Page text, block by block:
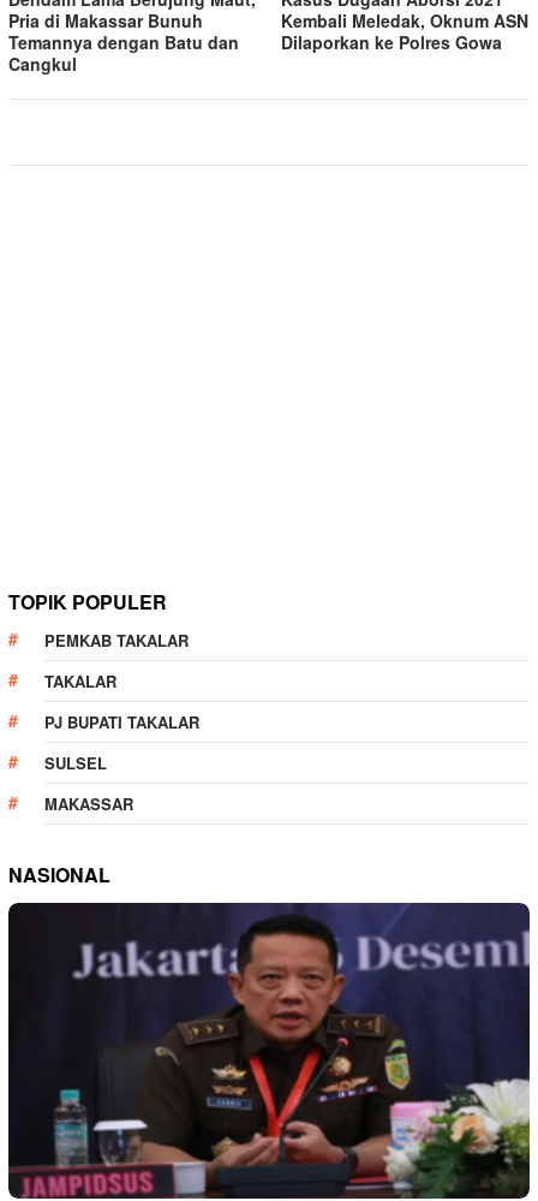
Pria di Makassar Bunuh
Temannya dengan Batu dan
Cangkul
Kembali Meledak, Oknum ASN
Dilaporkan ke Polres Gowa
TOPIK POPULER
PEMKAB TAKALAR
TAKALAR
PJ BUPATI TAKALAR
SULSEL
MAKASSAR
NASIONAL